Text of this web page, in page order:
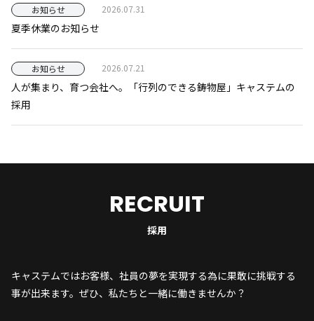
お知らせ 2026.07.31
夏季休業のお知らせ
お知らせ 2026.07.21
人が集まり、育つ会社へ。「行列のできる鋳物屋」キャステムの
採用
RECRUIT
採用
キャステムではお客様、社員の夢を実現する為に果敢に挑戦する
事が出来ます。ぜひ、私たちと一緒に働きませんか？